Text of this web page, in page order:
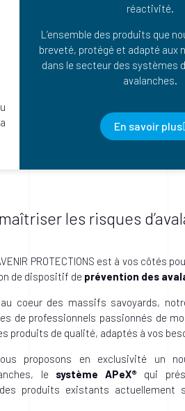
réactivité.
L’ensemble des produits que
breveté, protégé et adapté aux
dans le secteur des systèmes
avalanches.
En savoir plus
les risques
PROTECTIONS est à vos côtés
de dispositif de prévention des
coeur des massifs savoyards,
de professionnels passionnés de
produits de qualité, adaptés à vos
proposons en exclusivité un
le système APeX® qui
produits existants actuellement